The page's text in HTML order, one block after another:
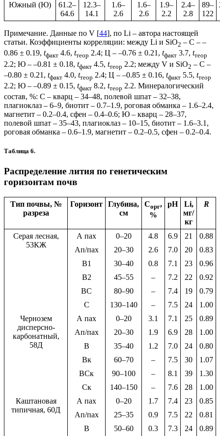
Южный (Ю)
61.2–
64.6
12.3–
14.1
1.6–
2.6
1.6–
2.6
1.9–
2.2
2.4–
2.8
89–
122
Примечание. Данные по V [44], по Li – автора настоящей
статьи. Коэффициенты корреляции: между Li и SiO2 – С – –
0.86 ± 0.19, tфакт 4.6, tтеор 2.4; Ц – –0.76 ± 0.21, tфакт 3.7, tтеор
2.2; Ю – –0.81 ± 0.18, tфакт 4.5, tтеор 2.2; между V и SiO2 – С –
–0.80 ± 0.21, tфакт 4.0, tтеор 2.4; Ц – –0.85 ± 0.16, tфакт 5.5, tтеор
2.2; Ю – –0.89 ± 0.15, tфакт 8.2, tтеор 2.2. Минералогический
состав, %: С – кварц – 34–48, полевой шпат – 32–38,
плагиоклаз – 6–9, биотит – 0.7–1.9, роговая обманка – 1.6–2.4,
магнетит – 0.2–0.4, сфен – 0.4–0.6; Ю – кварц – 28–37,
полевой шпат – 35–43, плагиоклаз – 10–15, биотит – 1.6–3.1,
роговая обманка – 0.6–1.9, магнетит – 0.2–0.5, сфен – 0.2–0.4.
Таблица 6.
Распределение лития по генетическим
горизонтам почв
Тип почвы, №
разреза
Горизонт
Глубина,
см
Сорг,
%
рН
Li,
мг/
кг
R
Серая лесная,
53КЖ
А пах 0–20 4.8 6.9 21
0.88
Ап/пах
20–30 2.6 7.0 20
0.83
В1
30–40 0.8 7.1 23
0.96
В2
45–55 – 7.2 22
0.92
ВС
80–90 – 7.4 19
0.79
С
130–140 – 7.5 24
1.00
Чернозем
дисперсно-
карбонатный,
58Д
А пах 0–20 3.1 7.1 25
0.89
Ап/пах
20–30 1.9 6.9 28
1.00
В
35–40 1.2 7.0 24
0.80
Вк
60–70 – 7.5 30
1.07
ВСк
90–100 – 8.1 39
1.30
Ск
140–150 – 7.6 28
1.00
Каштановая
типичная, 60Д
А пах 0–20 1.7 7.4 23
0.85
Ап/пах
25–35 0.9 7.5 22
0.81
В
50–60 0.3 7.3 24
0.89